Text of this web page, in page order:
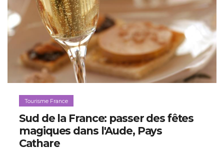
Tourisme France
Sud de la France: passer des fêtes
magiques dans l'Aude, Pays
Cathare